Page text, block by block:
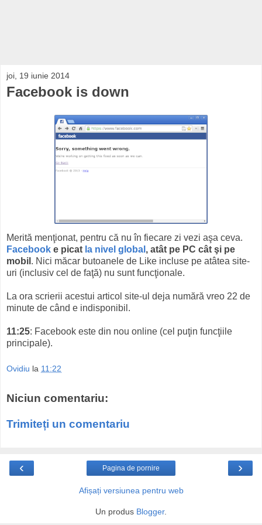
joi, 19 iunie 2014
Facebook is down
Merită menţionat, pentru că nu în fiecare zi vezi aşa ceva.
Facebook e picat la nivel global , atât pe PC cât şi pe
mobil . Nici măcar butoanele de Like incluse pe atâtea site-
uri (inclusiv cel de faţă) nu sunt funcţionale.
La ora scrierii acestui articol site-ul deja numără vreo 22 de
minute de când e indisponibil.
11:25: Facebook este din nou online (cel puţin funcţiile
principale).
Ovidiu la 11:22
Niciun comentariu:
Trimiteți un comentariu
‹ ›
Pagina de pornire
Afișați versiunea pentru web
Un produs Blogger.